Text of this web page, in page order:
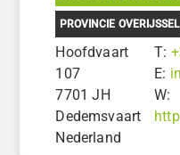
PROVINCIE OVERIJSSEL
Hoofdvaart
107
7701 JH
Dedemsvaart
Nederland
T:
E:
W: